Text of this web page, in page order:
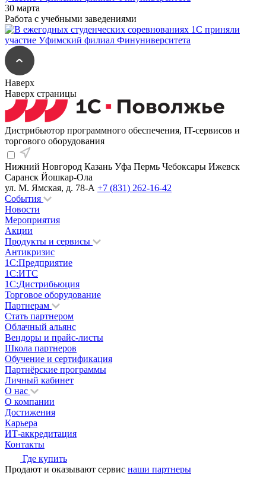
30 марта
Работа с учебными заведениями
Наверх
Наверх страницы
Дистрибьютор программного обеспечения, IT-сервисов и
торгового оборудования
Нижний Новгород Казань Уфа Пермь Чебоксары Ижевск
Саранск Йошкар-Ола
ул. М. Ямская, д. 78-А +7 (831) 262-16-42
События
Новости
Мероприятия
Акции
Продукты и сервисы
Антикризис
1С:Предприятие
1С:ИТС
1С:Дистрибьюция
Торговое оборудование
Партнерам
Стать партнером
Облачный альянс
Вендоры и прайс-листы
Школа партнеров
Обучение и сертификация
Партнёрские программы
Личный кабинет
О нас
О компании
Достижения
Карьера
ИТ-аккредитация
Контакты
Где купить
Продают и оказывают сервис наши партнеры